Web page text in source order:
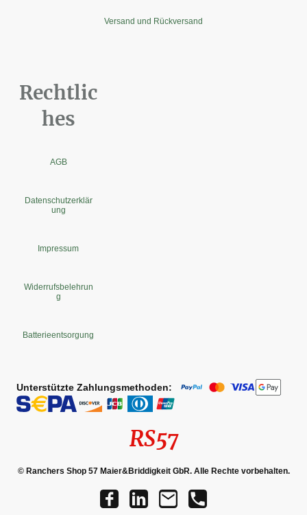
Versand und Rückversand
Rechtlic
hes
AGB
Datenschutzerklär
ung
Impressum
Widerrufsbelehrun
g
Batterieentsorgung
Unterstützte Zahlungsmethoden:
RS57
© Ranchers Shop 57 Maier&Briddigkeit GbR. Alle Rechte vorbehalten.